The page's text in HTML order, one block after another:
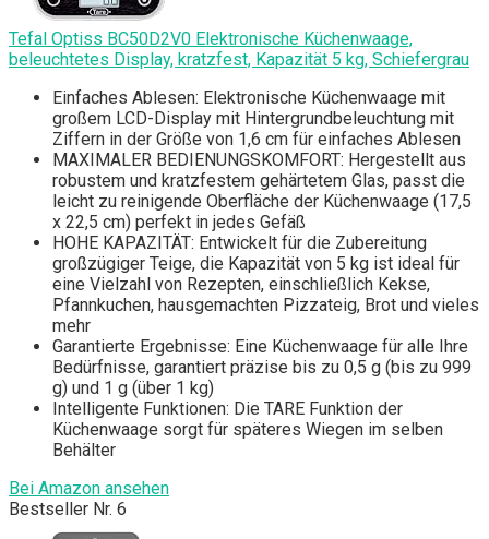
Tefal Optiss BC50D2V0 Elektronische Küchenwaage,
beleuchtetes Display, kratzfest, Kapazität 5 kg, Schiefergrau
Einfaches Ablesen: Elektronische Küchenwaage mit
großem LCD-Display mit Hintergrundbeleuchtung mit
Ziffern in der Größe von 1,6 cm für einfaches Ablesen
MAXIMALER BEDIENUNGSKOMFORT: Hergestellt aus
robustem und kratzfestem gehärtetem Glas, passt die
leicht zu reinigende Oberfläche der Küchenwaage (17,5
x 22,5 cm) perfekt in jedes Gefäß
HOHE KAPAZITÄT: Entwickelt für die Zubereitung
großzügiger Teige, die Kapazität von 5 kg ist ideal für
eine Vielzahl von Rezepten, einschließlich Kekse,
Pfannkuchen, hausgemachten Pizzateig, Brot und vieles
mehr
Garantierte Ergebnisse: Eine Küchenwaage für alle Ihre
Bedürfnisse, garantiert präzise bis zu 0,5 g (bis zu 999
g) und 1 g (über 1 kg)
Intelligente Funktionen: Die TARE Funktion der
Küchenwaage sorgt für späteres Wiegen im selben
Behälter
Bei Amazon ansehen
Bestseller Nr. 6